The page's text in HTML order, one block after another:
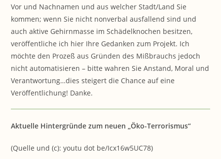
Vor und Nachnamen und aus welcher Stadt/Land Sie
kommen; wenn Sie nicht nonverbal ausfallend sind und
auch aktive Gehirnmasse im Schädelknochen besitzen,
veröffentliche ich hier Ihre Gedanken zum Projekt. Ich
möchte den Prozeß aus Gründen des Mißbrauchs jedoch
nicht automatisieren – bitte wahren Sie Anstand, Moral und
Verantwortung…dies steigert die Chance auf eine
Veröffentlichung! Danke.
Aktuelle Hintergründe zum neuen „Öko-Terrorismus“
(Quelle und (c): youtu dot be/Icx16w5UC78)